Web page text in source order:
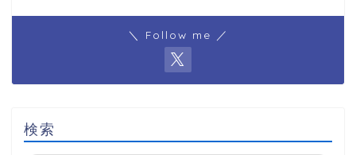
＼ Follow me ／
検索